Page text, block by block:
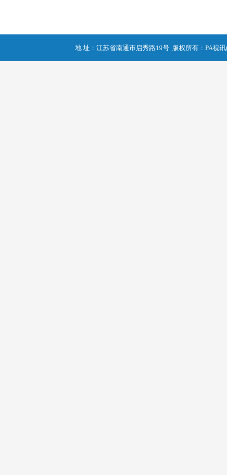
地 址：江苏省南通市启秀路19号 版权所有：PA视